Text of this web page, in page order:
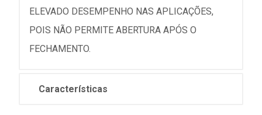
ELEVADO DESEMPENHO NAS APLICAÇÕES,
POIS NÃO PERMITE ABERTURA APÓS O
FECHAMENTO.
Características